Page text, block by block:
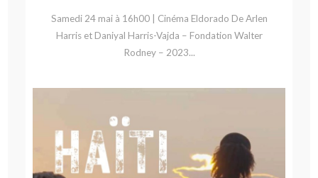
Samedi 24 mai à 16h00 | Cinéma Eldorado De Arlen
Harris et Daniyal Harris-Vajda – Fondation Walter
Rodney – 2023...